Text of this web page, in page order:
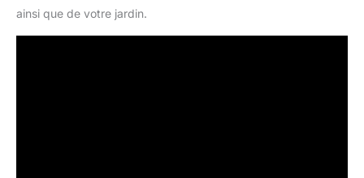
ainsi que de votre jardin.